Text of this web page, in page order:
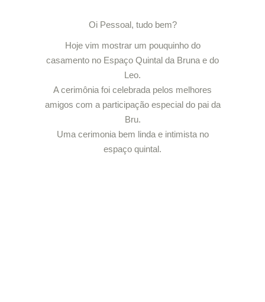
Oi Pessoal, tudo bem?
Hoje vim mostrar um pouquinho do
casamento no Espaço Quintal da Bruna e do
Leo.
A cerimônia foi celebrada pelos melhores
amigos com a participação especial do pai da
Bru.
Uma cerimonia bem linda e intimista no
espaço quintal.